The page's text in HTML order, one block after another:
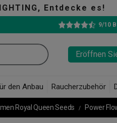
es!
9/10
Eröffnen
den Anbau Raucherzubehör
Royal Queen Seeds Power